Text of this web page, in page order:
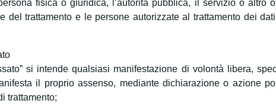
fisica o giuridica, l’autorità pubblica, il servizio o altro
del trattamento e le persone autorizzate al trattamento dei
si intende qualsiasi manifestazione di volontà libera,
il proprio assenso, mediante dichiarazione o azione
trattamento;